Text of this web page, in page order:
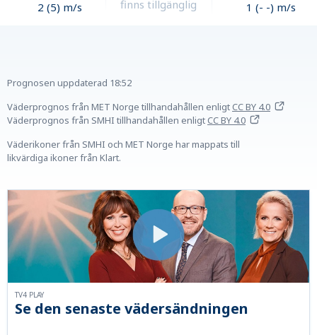
2 (5) m/s
finns tillgänglig
1 (- -) m/s
Prognosen uppdaterad 18:52
Väderprognos från MET Norge tillhandahållen enligtCC BY 4.0
Väderprognos från SMHI tillhandahållen enligtCC BY 4.0
Väderikoner från SMHI och MET Norge har mappats till
likvärdiga ikoner från Klart.
Se den senaste vädersändningen
TV4 PLAY